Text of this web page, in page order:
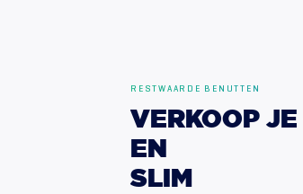
RESTWAARDE BENUTTEN
VERKOOP JE
EN
SLIM